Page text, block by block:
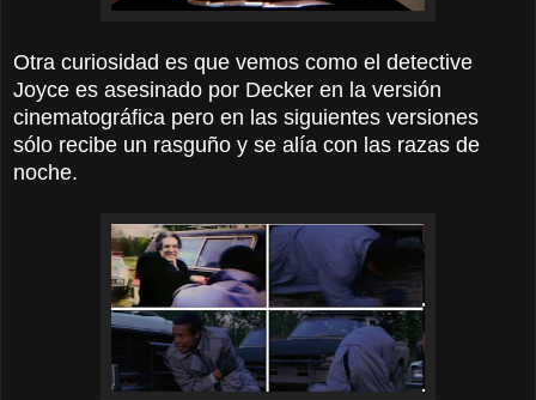
Otra curiosidad es que vemos como el detective
Joyce es asesinado por Decker en la versión
cinematográfica pero en las siguientes versiones
sólo recibe un rasguño y se alía con las razas de
noche.